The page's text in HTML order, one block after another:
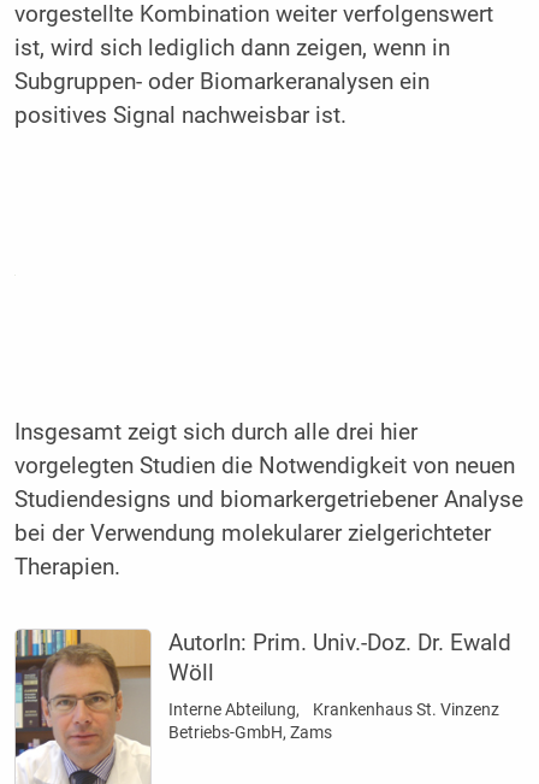
vorgestellte Kombination weiter verfolgenswert
ist, wird sich lediglich dann zeigen, wenn in
Subgruppen- oder Biomarkeranalysen ein
positives Signal nachweisbar ist.
Insgesamt zeigt sich durch alle drei hier
vorgelegten Studien die Notwendigkeit von neuen
Studiendesigns und biomarkergetriebener Analyse
bei der Verwendung molekularer zielgerichteter
Therapien.
AutorIn: Prim. Univ.-Doz. Dr. Ewald
Wöll
Interne Abteilung, Krankenhaus St. Vinzenz
Betriebs-GmbH, Zams